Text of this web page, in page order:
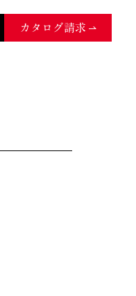
カタログ請求